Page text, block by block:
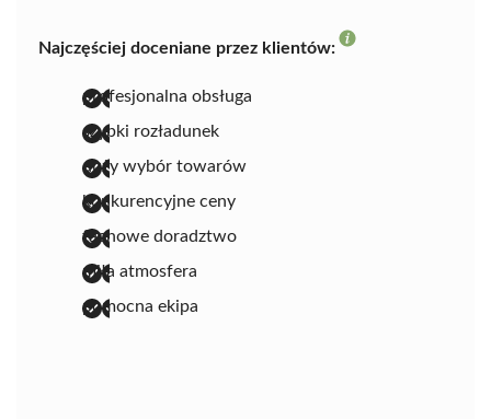
Najczęściej doceniane przez klientów:
profesjonalna obsługa
szybki rozładunek
duży wybór towarów
konkurencyjne ceny
fachowe doradztwo
miła atmosfera
pomocna ekipa